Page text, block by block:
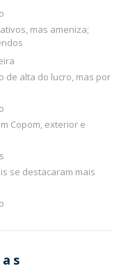
mas ameniza;
de alta do lucro, mas por
Copom, exterior e
se destacaram mais